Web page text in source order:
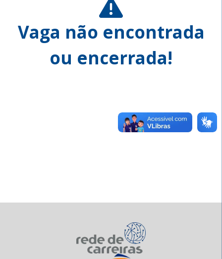
Vaga não encontrada
ou encerrada!